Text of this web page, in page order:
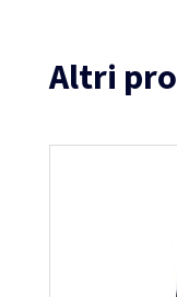
Altri